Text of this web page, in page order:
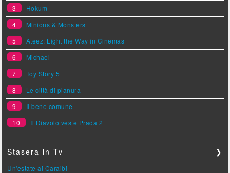
3
Hokum
4
Minions & Monsters
5
Ateez: Light the Way in Cinemas
6
Michael
7
Toy Story 5
8
Le città di pianura
9
Il bene comune
10
Il Diavolo veste Prada 2
Stasera in Tv ❯
Un'estate ai Caraibi